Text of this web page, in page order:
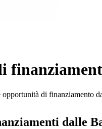
opportunità di finanziamento
dalle